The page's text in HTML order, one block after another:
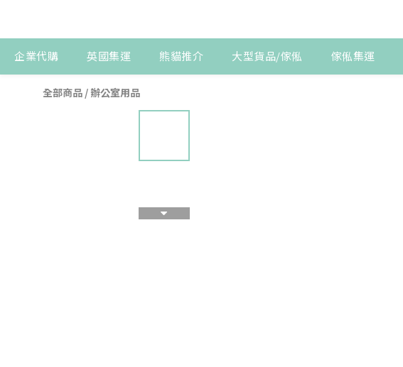
企業代購 英國集運 熊貓推介 大型貨品/傢俬 傢俬集運
全部商品 / 辦公室用品